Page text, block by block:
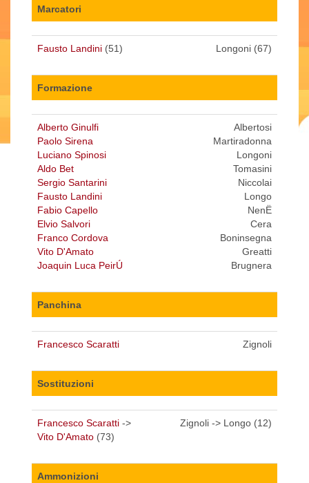
Marcatori
Fausto Landini (51) Longoni (67)
Formazione
Alberto Ginulfi
Paolo Sirena
Luciano Spinosi
Aldo Bet
Sergio Santarini
Fausto Landini
Fabio Capello
Elvio Salvori
Franco Cordova
Vito D'Amato
Joaquin Luca PeirÚ
Albertosi
Martiradonna
Longoni
Tomasini
Niccolai
Longo
NenË
Cera
Boninsegna
Greatti
Brugnera
Panchina
Francesco Scaratti Zignoli
Sostituzioni
Francesco Scaratti ->
Vito D'Amato (73)
Zignoli -> Longo (12)
Ammonizioni